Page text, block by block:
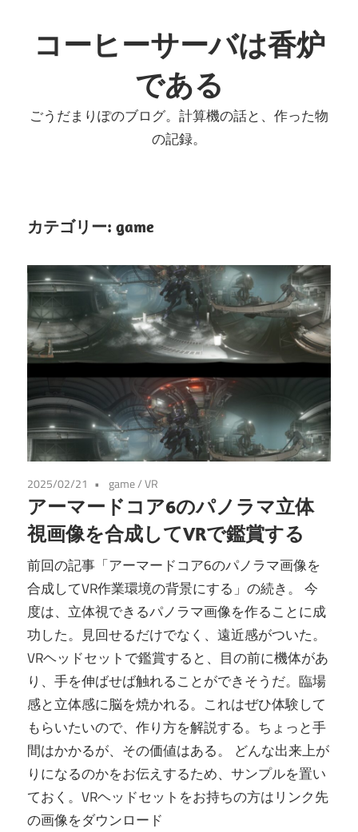
ン
テ
へ
プ
コーヒーサーバは香炉
である
ごうだまりぽのブログ。計算機の話と、作った物
の記録。
カテゴリー: game
2025/02/21 game/VR
アーマードコア6のパノラマ立体
視画像を合成してVRで鑑賞する
前回の記事「アーマードコア6のパノラマ画像を
合成してVR作業環境の背景にする」の続き。 今
度は、立体視できるパノラマ画像を作ることに成
功した。見回せるだけでなく、遠近感がついた。
VRヘッドセットで鑑賞すると、目の前に機体があ
り、手を伸ばせば触れることができそうだ。臨場
感と立体感に脳を焼かれる。これはぜひ体験して
もらいたいので、作り方を解説する。ちょっと手
間はかかるが、その価値はある。 どんな出来上が
りになるのかをお伝えするため、サンプルを置い
ておく。VRヘッドセットをお持ちの方はリンク先
の画像をダウンロード